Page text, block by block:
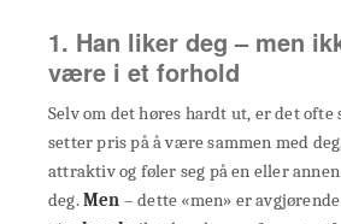
1. Han liker deg – men
være i et forhold
Selv om det høres hardt ut, er det ofte
setter pris på å være sammen med
attraktiv og føler seg på en eller
deg.Men – dette «men» er